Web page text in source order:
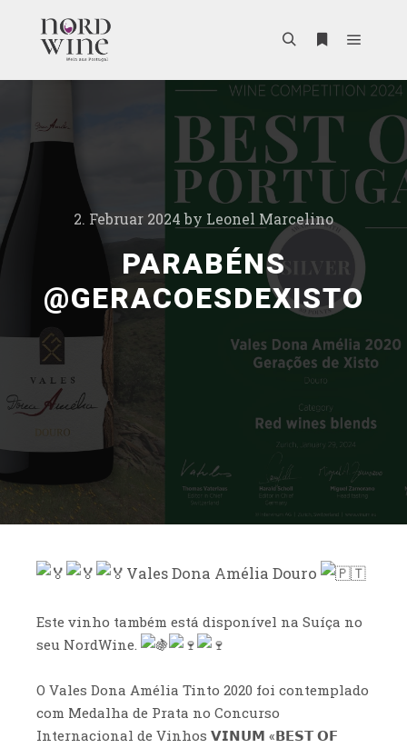
2. Februar 2024by Leonel Marcelino
PARABÉNS
@GERACOESDEXISTO
Vales Dona Amélia Douro
Este vinho também está disponível na Suíça no
seu NordWine.
O Vales Dona Amélia Tinto 2020 foi contemplado
com Medalha de Prata no Concurso
Internacional de Vinhos 𝗩𝗜𝗡𝗨𝗠 «𝗕𝗘𝗦𝗧 𝗢𝗙